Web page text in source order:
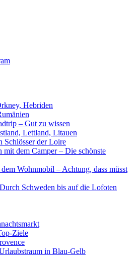
Hebriden
– Gut zu wissen
Lettland, Litauen
Schlösser der Loire
mit dem Camper – Die schönste
Wohnmobil – Achtung, dass müsst
Schweden bis auf die Lofoten
Ziele
in Blau-Gelb